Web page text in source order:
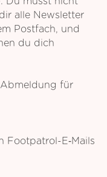
alle Newsletter
Postfach, und
du dich
für
Footpatrol-E‑Mails